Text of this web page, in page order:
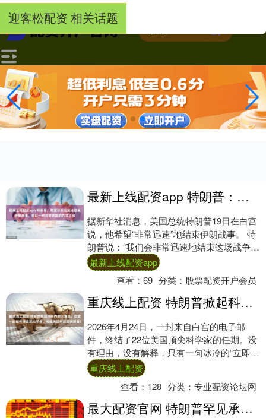
-->
迎客松配资 相关话题
最新上线配资app 特朗普：希望非常迅速地结束伊朗战事，能以一种非常体面的方式了结
据新华社消息，美国总统特朗普19日在白宫
说，他希望“非常迅速”地结束伊朗战事。 特
朗普说：“我们会非常迅速地结束这场战争。
他们（伊朗）不会拥有核武器。希望我们
能....
最新上线配资app
查看：69 分类： 股票配资开户会员
重庆线上配资 特朗普掀起科研内部大清洗，白宫一封邮件清退顶尖学者，动摇美国科技霸权根基！
2026年4月24日，一封来自白宫的电子邮
件，终结了22位美国顶尖科学家的任期。没
有理由，没有解释，只有一句冰冷的“立即生
效”。这封邮件清空的，是一个守护了美国....
重庆线上配资
查看： 128 分类：专业配资论坛网
最大配资官网 特朗普罕见承认：我犯了个大错！